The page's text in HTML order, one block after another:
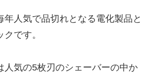
年人気で品切れとなる電化製品と
です。
人気の5枚刃のシェーバーの中か